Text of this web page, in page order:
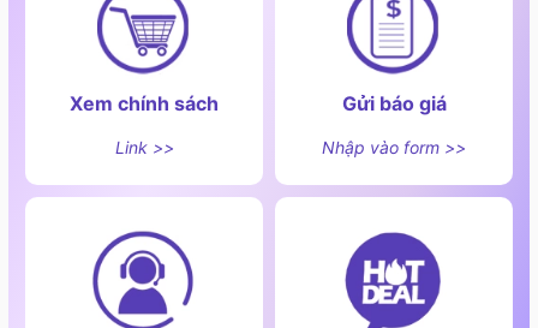
Xem chính sách
Link >>
Gửi báo giá
Nhập vào form >>